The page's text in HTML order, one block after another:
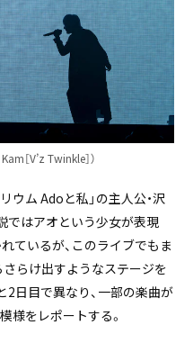
［V’z Twinkle］）
ウム Adoと私」の主人公・沢
ではアオという少女が表現
ているが、このライブでもま
らけ出すようなステージを
2日目で異なり、一部の楽曲が
様をレポートする。